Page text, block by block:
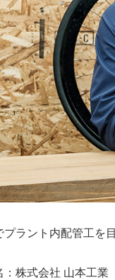
プラント内配管工を
：株式会社 山本工業